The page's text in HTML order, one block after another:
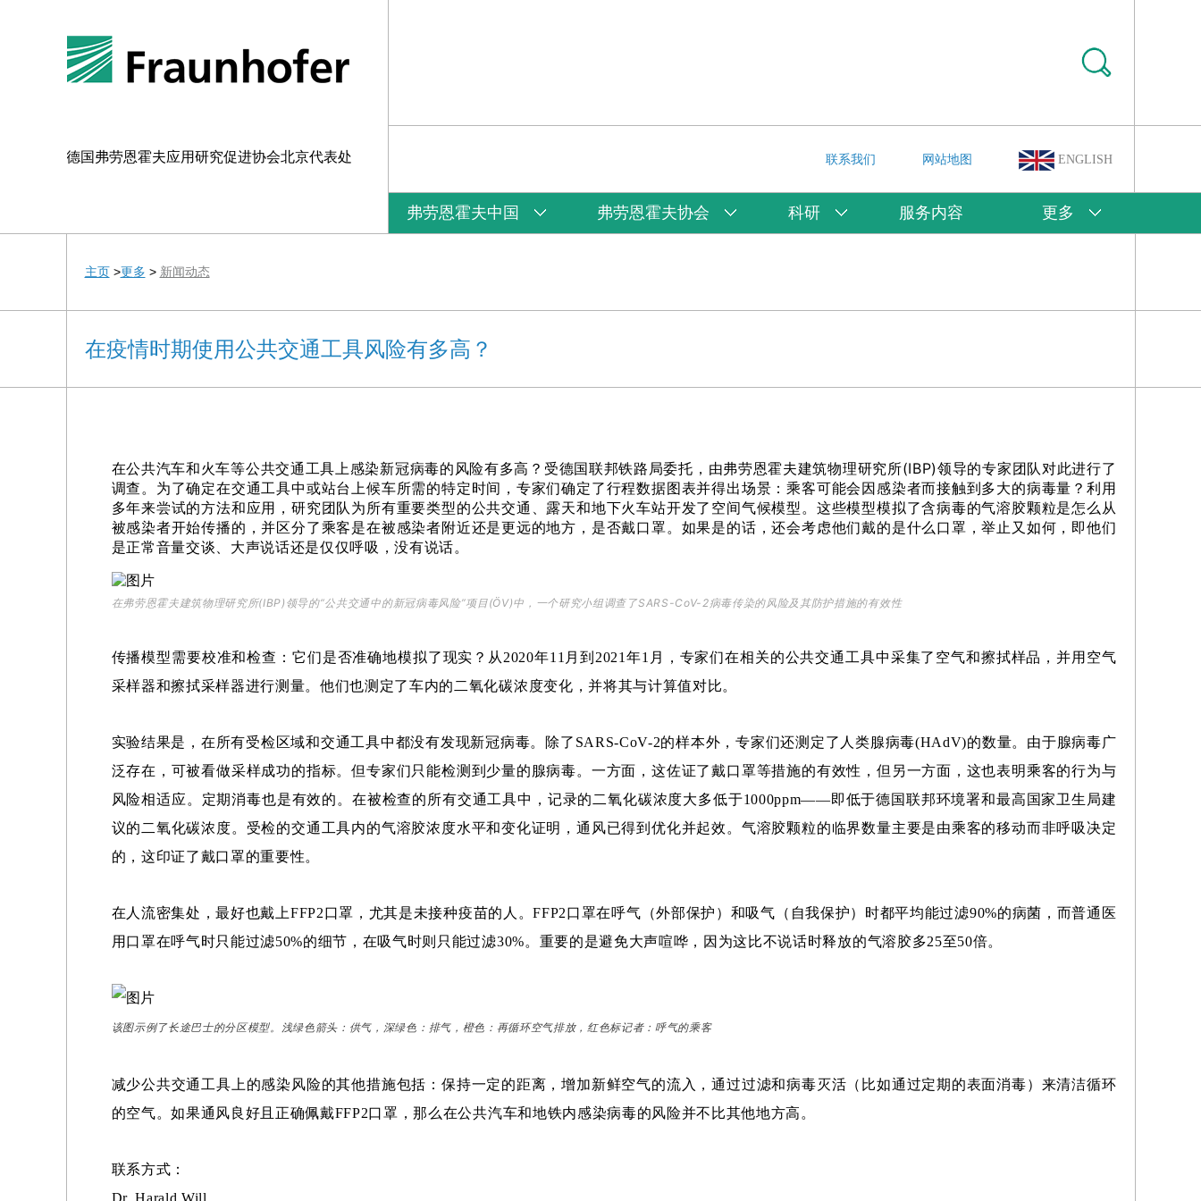
德国弗劳恩霍夫应用研究促进协会北京代表处 联系我们 网站地图 ENGLISH
弗劳恩霍夫中国 弗劳恩霍夫协会 科研 服务内容 更多
主页>更多 > 新闻动态
在疫情时期使用公共交通工具风险有多高？
在公共汽车和火车等公共交通工具上感染新冠病毒的风险有多高？受德国联邦铁路局委托，由弗劳恩霍夫建筑物理研究所(IBP)领导的专家团队对此进行了
调查。为了确定在交通工具中或站台上候车所需的特定时间，专家们确定了行程数据图表并得出场景：乘客可能会因感染者而接触到多大的病毒量？利用
多年来尝试的方法和应用，研究团队为所有重要类型的公共交通、露天和地下火车站开发了空间气候模型。这些模型模拟了含病毒的气溶胶颗粒是怎么从
被感染者开始传播的，并区分了乘客是在被感染者附近还是更远的地方，是否戴口罩。如果是的话，还会考虑他们戴的是什么口罩，举止又如何，即他们
是正常音量交谈、大声说话还是仅仅呼吸，没有说话。
在弗劳恩霍夫建筑物理研究所(IBP)领导的“公共交通中的新冠病毒风险”项目(ÖV)中，一个研究小组调查了SARS-CoV-2病毒传染的风险及其防护措施的有效性
传播模型需要校准和检查：它们是否准确地模拟了现实？从2020年11月到2021年1月，专家们在相关的公共交通工具中采集了空气和擦拭样品，并用空气
采样器和擦拭采样器进行测量。他们也测定了车内的二氧化碳浓度变化，并将其与计算值对比。
实验结果是，在所有受检区域和交通工具中都没有发现新冠病毒。除了SARS-CoV-2的样本外，专家们还测定了人类腺病毒(HAdV)的数量。由于腺病毒广
泛存在，可被看做采样成功的指标。但专家们只能检测到少量的腺病毒。一方面，这佐证了戴口罩等措施的有效性，但另一方面，这也表明乘客的行为与
风险相适应。定期消毒也是有效的。在被检查的所有交通工具中，记录的二氧化碳浓度大多低于1000ppm——即低于德国联邦环境署和最高国家卫生局建
议的二氧化碳浓度。受检的交通工具内的气溶胶浓度水平和变化证明，通风已得到优化并起效。气溶胶颗粒的临界数量主要是由乘客的移动而非呼吸决定
的，这印证了戴口罩的重要性。
在人流密集处，最好也戴上FFP2口罩，尤其是未接种疫苗的人。FFP2口罩在呼气（外部保护）和吸气（自我保护）时都平均能过滤90%的病菌，而普通医
用口罩在呼气时只能过滤50%的细节，在吸气时则只能过滤30%。重要的是避免大声喧哗，因为这比不说话时释放的气溶胶多25至50倍。
该图示例了长途巴士的分区模型。浅绿色箭头：供气，深绿色：排气，橙色：再循环空气排放，红色标记者：呼气的乘客
减少公共交通工具上的感染风险的其他措施包括：保持一定的距离，增加新鲜空气的流入，通过过滤和病毒灭活（比如通过定期的表面消毒）来清洁循环
的空气。如果通风良好且正确佩戴FFP2口罩，那么在公共汽车和地铁内感染病毒的风险并不比其他地方高。
联系方式：
Dr. Harald Will